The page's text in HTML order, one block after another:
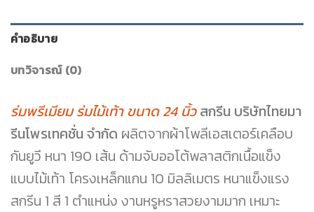
คำอธิบาย
บทวิจารณ์ (0)
ร่มพรีเมียม ร่มไม้เท้า ขนาด 24 นิ้วสกรีน บริษัทไทยมา
รีนโพรเทคชั่น จำกัด ผลิตจากผ้าโพลีเอสเตอร์เคลือบ
กันยูวี หนา 190 เส้น ด้ามจับออโต้พลาสติกเนื้อแข็ง
แบบไม้เท้า โครงเหล็กแกน 10 มิลลิเมตร หนาแข็งแรง
สกรีน 1 สี 1 ตำแหน่ง งานหรูหราสวยงามมาก เหมาะ